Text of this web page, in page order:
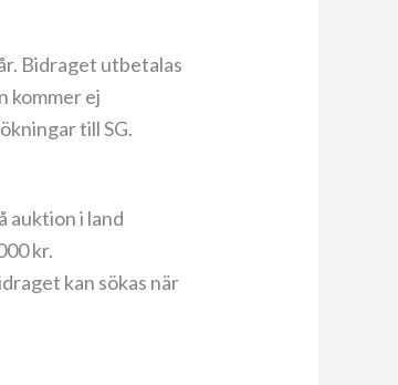
Bidraget utbetalas
kommer ej
till SG.
auktion i land
kr.
kan sökas när